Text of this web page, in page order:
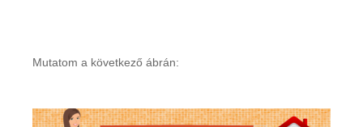
Mutatom a következő ábrán: